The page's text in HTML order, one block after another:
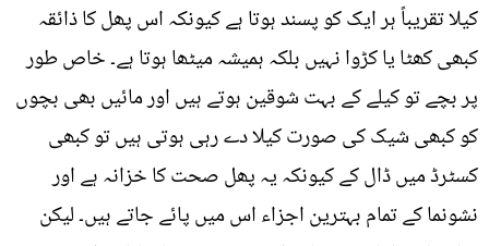
کیلا تقریباً ہر ایک کو پسند ہوتا ہے کیونکہ اس پھل کا ذائقہ
کبھی کھٹا یا کڑوا نہیں بلکہ ہمیشہ میٹھا ہوتا ہے۔ خاص طور
پر بچے تو کیلے کے بہت شوقین ہوتے ہیں اور مائیں بھی بچوں
کو کبھی شیک کی صورت کیلا دے رہی ہوتی ہیں تو کبھی
کسٹرڈ میں ڈال کے کیونکہ یہ پھل صحت کا خزانہ ہے اور
نشونما کے تمام بہترین اجزاء اس میں پائے جاتے ہیں۔ لیکن